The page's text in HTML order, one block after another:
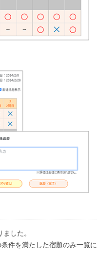
した。
件を満たした宿題のみ一覧に